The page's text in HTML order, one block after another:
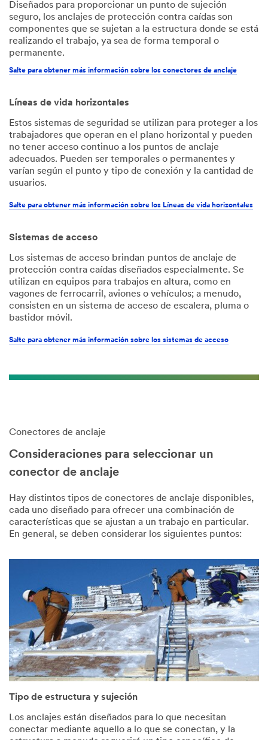
Diseñados para proporcionar un punto de sujeción
seguro, los anclajes de protección contra caídas son
componentes que se sujetan a la estructura donde se está
realizando el trabajo, ya sea de forma temporal o
permanente.
Salte para obtener más información sobre los conectores de anclaje
Líneas de vida horizontales
Estos sistemas de seguridad se utilizan para proteger a los
trabajadores que operan en el plano horizontal y pueden
no tener acceso continuo a los puntos de anclaje
adecuados. Pueden ser temporales o permanentes y
varían según el punto y tipo de conexión y la cantidad de
usuarios.
Salte para obtener más información sobre los Líneas de vida horizontales
Sistemas de acceso
Los sistemas de acceso brindan puntos de anclaje de
protección contra caídas diseñados especialmente. Se
utilizan en equipos para trabajos en altura, como en
vagones de ferrocarril, aviones o vehículos; a menudo,
consisten en un sistema de acceso de escalera, pluma o
bastidor móvil.
Salte para obtener más información sobre los sistemas de acceso
Conectores de anclaje
Consideraciones para seleccionar un
conector de anclaje
Hay distintos tipos de conectores de anclaje disponibles,
cada uno diseñado para ofrecer una combinación de
características que se ajustan a un trabajo en particular.
En general, se deben considerar los siguientes puntos:
Tipo de estructura y sujeción
Los anclajes están diseñados para lo que necesitan
conectar mediante aquello a lo que se conectan, y la